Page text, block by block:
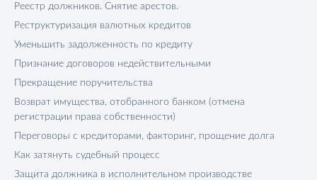
Реестр должников. Снятие арестов.
Реструктуризация валютных кредитов
Уменьшить задолженность по кредиту
Признание договоров недействительными
Прекращение поручительства
Возврат имущества, отобранного банком (отмена
регистрации права собственности)
Переговоры с кредиторами, факторинг, прощение долга
Как затянуть судебный процесс
Защита должника в исполнительном производстве